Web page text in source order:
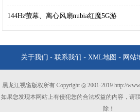
144Hz萤幕、离心风扇nubia红魔5G游
关于我们 - 联系我们 - XML地图 - 网站
黑龙江视窗版权所有 Copyright ◎ 2001-2019 http://
如果您发现本网站上有侵犯您的合法权益的内容，请
除！